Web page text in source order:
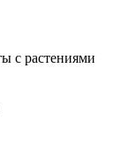
с растениями